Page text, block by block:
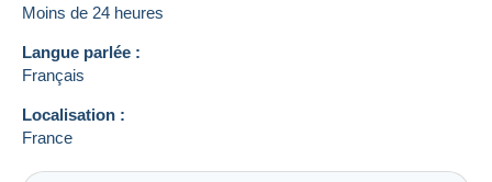
Moins de 24 heures
Langue parlée :
Français
Localisation :
France